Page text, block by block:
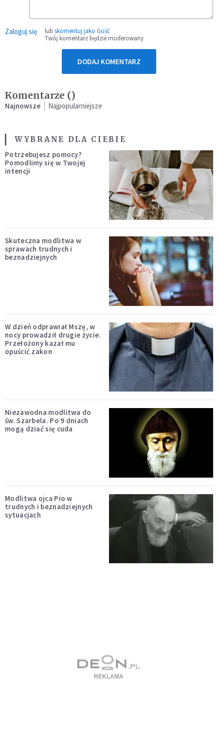
Zaloguj się lub skomentuj jako Gość
Twój komentarz będzie moderowany
DODAJ KOMENTARZ
Komentarze ()
Najnowsze Najpopularniejsze
WYBRANE DLA CIEBIE
Potrzebujesz pomocy?
Pomodlimy się w Twojej
intencji
Skuteczna modlitwa w
sprawach trudnych i
beznadziejnych
W dzień odprawiał Mszę, w
nocy prowadził drugie życie.
Przełożony kazał mu
opuścić zakon
Niezawodna modlitwa do
św. Szarbela. Po 9 dniach
mogą dziać się cuda
Modlitwa ojca Pio w
trudnych i beznadziejnych
sytuacjach